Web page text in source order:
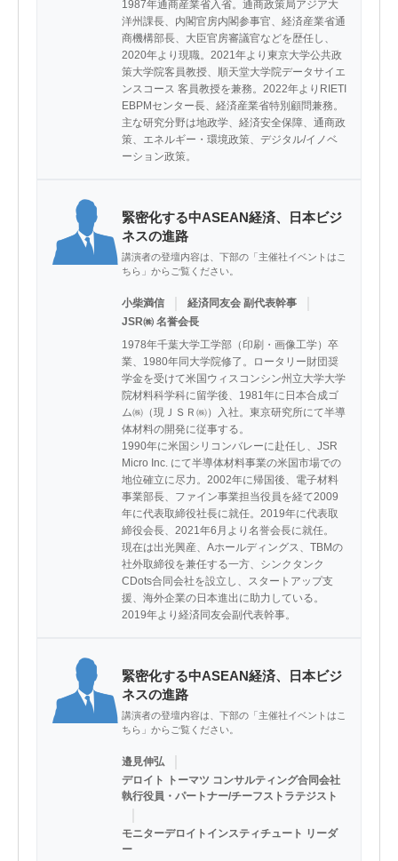
1987年通商産業省入省。通商政策局アジア大
洋州課長、内閣官房内閣参事官、経済産業省通
商機構部長、大臣官房審議官などを歴任し、
2020年より現職。2021年より東京大学公共政
策大学院客員教授、順天堂大学院データサイエ
ンスコース 客員教授を兼務。2022年よりRIETI
EBPMセンター長、経済産業省特別顧問兼務。
主な研究分野は地政学、経済安全保障、通商政
策、エネルギー・環境政策、デジタル/イノベ
ーション政策。
緊密化する中ASEAN経済、日本ビジ
ネスの進路
講演者の登壇内容は、下部の「主催社イベントはこ
ちら」からご覧ください。
小柴満信 経済同友会 副代表幹事
JSR㈱ 名誉会長
1978年千葉大学工学部（印刷・画像工学）卒
業、1980年同大学院修了。ロータリー財団奨
学金を受けて米国ウィスコンシン州立大学大学
院材料科学科に留学後、1981年に日本合成ゴ
ム㈱（現ＪＳＲ㈱）入社。東京研究所にて半導
体材料の開発に従事する。
1990年に米国シリコンバレーに赴任し、JSR
Micro Inc. にて半導体材料事業の米国市場での
地位確立に尽力。2002年に帰国後、電子材料
事業部長、ファイン事業担当役員を経て2009
年に代表取締役社長に就任。2019年に代表取
締役会長、2021年6月より名誉会長に就任。
現在は出光興産、Aホールディングス、TBMの
社外取締役を兼任する一方、シンクタンク
CDots合同会社を設立し、スタートアップ支
援、海外企業の日本進出に助力している。
2019年より経済同友会副代表幹事。
緊密化する中ASEAN経済、日本ビジ
ネスの進路
講演者の登壇内容は、下部の「主催社イベントはこ
ちら」からご覧ください。
邉見伸弘
デロイト トーマツ コンサルティング合同会社
執行役員・パートナー/チーフストラテジスト
モニターデロイトインスティチュート リーダ
ー